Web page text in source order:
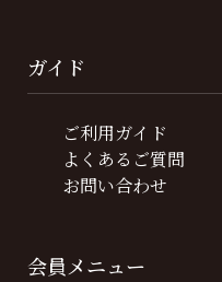
ガイド
ご利用ガイド
よくあるご質問
お問い合わせ
会員メニュー